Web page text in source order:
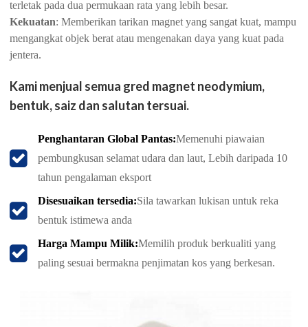
terletak pada dua permukaan rata yang lebih besar.
Kekuatan: Memberikan tarikan magnet yang sangat kuat, mampu
mengangkat objek berat atau mengenakan daya yang kuat pada
jentera.
Kami menjual semua gred magnet neodymium,
bentuk, saiz dan salutan tersuai.
Penghantaran Global Pantas:Memenuhi piawaian
pembungkusan selamat udara dan laut, Lebih daripada 10
tahun pengalaman eksport
Disesuaikan tersedia:Sila tawarkan lukisan untuk reka
bentuk istimewa anda
Harga Mampu Milik:Memilih produk berkualiti yang
paling sesuai bermakna penjimatan kos yang berkesan.